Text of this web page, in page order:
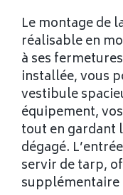
Le montage de
réalisable en
à ses
installée, vous
vestibule
équipement,
tout en gardant
dégagé.
servir de tarp,